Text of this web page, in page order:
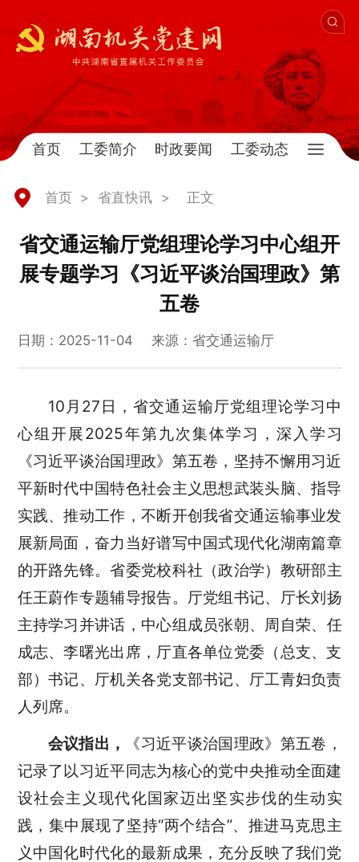
首页 工委简介 时政要闻 工委动态
首页 > 省直快讯 > 正文
省交通运输厅党组理论学习中心组开
展专题学习《习近平谈治国理政》第
五卷
日期：2025-11-04 来源：省交通运输厅
10月27日，省交通运输厅党组理论学习中
心组开展2025年第九次集体学习， 深入学习
《习近平谈治国理政》第五卷，坚持不懈用习近
平新时代中国特色社会主义思想武装头脑、指导
实践、推动工作，不断开创我省交通运输事业发
展新局面，奋力当好谱写中国式现代化湖南篇章
的开路先锋。省委党校科社（政治学）教研部主
任王蔚作专题辅导报告。 厅党组书记、厅长刘扬
主持学习并讲话， 中心组成员张朝、周自荣、任
成志、李曙光出席，厅直各单位党委（总支、支
部）书记、厅机关各党支部书记、厅工青妇负责
人列席。
会议指出，
《习近平谈治国理政》第五卷，
记录了以习近平同志为核心的党中央推动全面建
设社会主义现代化国家迈出坚实步伐的生动实
践，集中展现了坚持“两个结合”、推进马克思主
义中国化时代化的最新成果，充分反映了我们党